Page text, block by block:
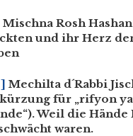
Mischna Rosh
und ihr Herz
Mechilta d´Rabbi
für „rifyon
Weil die
waren.